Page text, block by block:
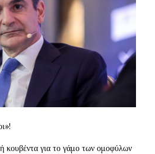
κουβέντα για το γάμο των ομοφύλων